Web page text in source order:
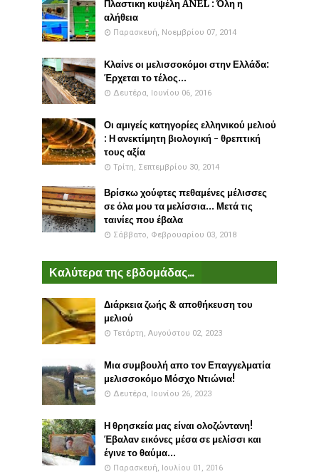
Πλαστικη κυψέλη ANEL : Όλη η
αλήθεια
Παρασκευή, Νοεμβρίου 07, 2014
Κλαίνε οι μελισσοκόμοι στην Ελλάδα:
Έρχεται το τέλος...
Δευτέρα, Ιουνίου 06, 2016
Οι αμιγείς κατηγορίες ελληνικού μελιού
: Η ανεκτίμητη βιολογική - θρεπτική
τους αξία
Τρίτη, Σεπτεμβρίου 30, 2014
Βρίσκω χούφτες πεθαμένες μέλισσες
σε όλα μου τα μελίσσια... Μετά τις
ταινίες που έβαλα
Σάββατο, Φεβρουαρίου 03, 2018
Καλύτερα της εβδομάδας...
Διάρκεια ζωής & αποθήκευση του
μελιού
Τετάρτη, Αυγούστου 02, 2023
Μια συμβουλή απο τον Επαγγελματία
μελισσοκόμο Μόσχο Ντιώνια!
Δευτέρα, Ιουνίου 26, 2023
Η θρησκεία μας είναι ολοζώντανη!
Έβαλαν εικόνες μέσα σε μελίσσι και
έγινε το θαύμα...
Παρασκευή, Ιουλίου 01, 2016